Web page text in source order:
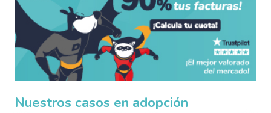
Nuestros casos en adopción